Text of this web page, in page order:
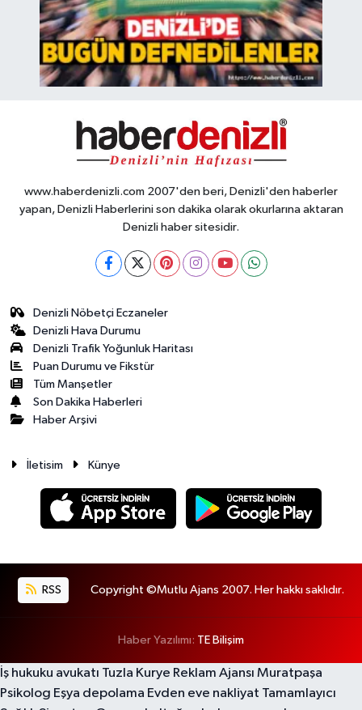
www.haberdenizli.com 2007'den beri, Denizli'den haberler
yapan, Denizli Haberlerini son dakika olarak okurlarına aktaran
Denizli haber sitesidir.
Denizli Nöbetçi Eczaneler
Denizli Hava Durumu
Denizli Trafik Yoğunluk Haritası
Puan Durumu ve Fikstür
Tüm Manşetler
Son Dakika Haberleri
Haber Arşivi
İletisim Künye
RSS Copyright ©Mutlu Ajans 2007. Her hakkı saklıdır.
Haber Yazılımı: TE Bilişim
İş hukuku avukatı Tuzla Kurye Reklam Ajansı Muratpaşa
Psikolog Eşya depolama Evden eve nakliyat Tamamlayıcı